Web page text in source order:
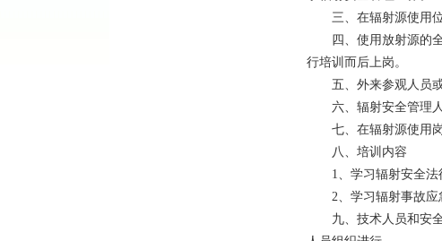
三、在辐射源使用位
四、使用放射源的全
行培训而后上岗。
五、外来参观人员或
六、辐射安全管理人
七、在辐射源使用岗
八、培训内容
1、学习辐射安全法
2、学习辐射事故应
九、技术人员和安